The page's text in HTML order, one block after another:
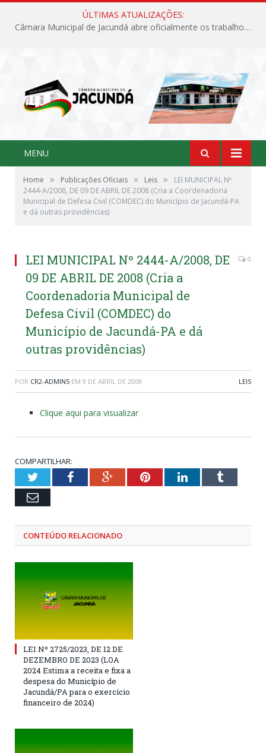
ÚLTIMAS ATUALIZAÇÕES:
Câmara Municipal de Jacundá abre oficialmente os trabalhos legislativos de 2026
MENU
Home » Publicações Oficiais » Leis »
LEI MUNICIPAL Nº
2444-A/2008, DE 09 DE ABRIL DE 2008 (Cria a Coordenadoria
Municipal de Defesa Civil (COMDEC) do Município de Jacundá-PA
e dá outras providências)
LEI MUNICIPAL Nº 2444-A/2008, DE
09 DE ABRIL DE 2008 (Cria a
Coordenadoria Municipal de
Defesa Civil (COMDEC) do
Município de Jacundá-PA e dá
outras providências)
0
POR CR2-ADMIN5 EM 9 DE ABRIL DE 2008 LEIS
Clique aqui para visualizar
COMPARTILHAR:
TwitterFacebookGoogle+PinterestLinkedInTumblr
Email
CONTEÚDO RELACIONADO
LEI Nº 2725/2023, DE 12 DE
DEZEMBRO DE 2023 (LOA
2024 Estima a receita e fixa a
despesa do Município de
Jacundá/PA para o exercício
financeiro de 2024)